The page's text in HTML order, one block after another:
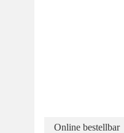
Online bestellbar